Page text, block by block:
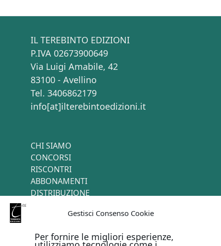
Gestisci Consenso Cookie
Per fornire le migliori esperienze,
IL TEREBINTO EDIZIONI
P.IVA 02673900649
Via Luigi Amabile, 42
83100 - Avellino
Tel. 3406862179
info[at]ilterebintoedizioni.it
CHI SIAMO
CONCORSI
RISCONTRI
ABBONAMENTI
DISTRIBUZIONE